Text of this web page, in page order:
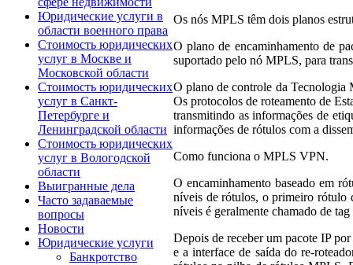
Юридические услуги в
области военного права
Стоимость юридических
услуг в Москве и
Московской области
Стоимость юридических
услуг в Санкт-
Петербурге и
Ленинградской области
Стоимость юридических
услуг в Вологодской
области
Выигранные дела
Часто задаваемые
вопросы
Новости
Юридические услуги
Банкротство
Os nós MPLS têm dois planos
O plano de encaminhamento de
suportado pelo nó MPLS, para
O plano de controle da Tecnologia
Os protocolos de roteamento de
transmitindo as informações de
informações de rótulos com a
Como funciona o MPLS VPN.
O encaminhamento baseado em
níveis de rótulos, o primeiro rótulo
níveis é geralmente chamado de
Depois de receber um pacote IP
e a interface de saída do re-